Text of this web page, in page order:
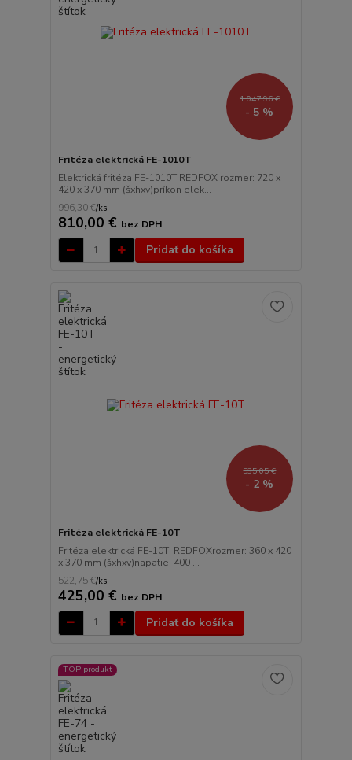
1 047,96 €
- 5 %
Fritéza elektrická FE-1010T
Elektrická fritéza FE-1010T REDFOX rozmer: 720 x
420 x 370 mm (šxhxv)príkon elek...
996,30 €/ks
810,00 € bez DPH
Pridať do košíka
535,05 €
- 2 %
Fritéza elektrická FE-10T
Fritéza elektrická FE-10T REDFOXrozmer: 360 x 420
x 370 mm (šxhxv)napätie: 400 ...
522,75 €/ks
425,00 € bez DPH
Pridať do košíka
TOP produkt